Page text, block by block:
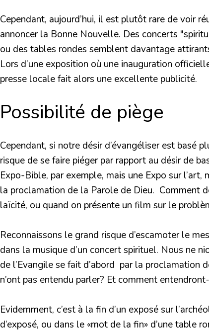
Cependant, aujourd’hui, il est plutôt rare de voir
annoncer la Bonne Nouvelle. Des concerts
ou des tables rondes semblent davantage
Lors d’une exposition où une inauguration
presse locale fait alors une excellente publicité.
Possibilité de piège
Cependant, si notre désir d’évangéliser est basé
risque de se faire piéger par rapport au désir de
Expo-Bible, par exemple, mais une Expo sur
la proclamation de la Parole de Dieu. Comment
laïcité, ou quand on présente un film sur le
Reconnaissons le grand risque d’escamoter le
dans la musique d’un concert spirituel. Nous ne
de l’Evangile se fait d’abord par la
n’ont pas entendu parler? Et comment
Evidemment, c’est à la fin d’un exposé sur
d’exposé, ou dans le «mot de la fin» d’une table